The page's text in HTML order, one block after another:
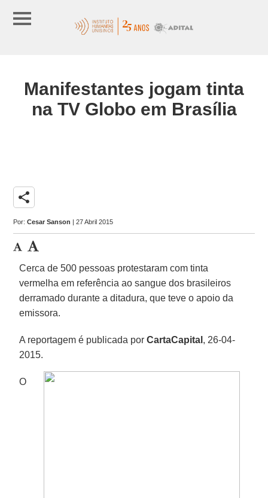
Manifestantes jogam tinta
na TV Globo em Brasília
share
Por:Cesar Sanson | 27 Abril 2015
Cerca de 500 pessoas protestaram com tinta
vermelha em referência ao sangue dos brasileiros
derramado durante a ditadura, que teve o apoio da
emissora.
A reportagem é publicada porCartaCapital , 26-04-
2015.
O